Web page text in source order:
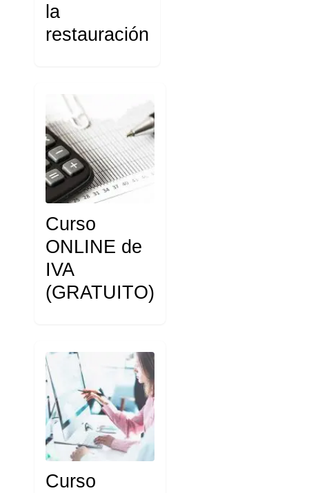
la
restauración
Curso
ONLINE de
IVA
(GRATUITO)
Curso